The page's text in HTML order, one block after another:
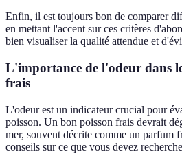
Enfin, il est toujours bon de comparer
en mettant l'accent sur ces critères
bien visualiser la qualité attendue et
L'importance de l'odeur dans
frais
L'odeur est un indicateur crucial pour
poisson. Un bon poisson frais devrait
mer, souvent décrite comme un parfum
conseils sur ce que vous devez